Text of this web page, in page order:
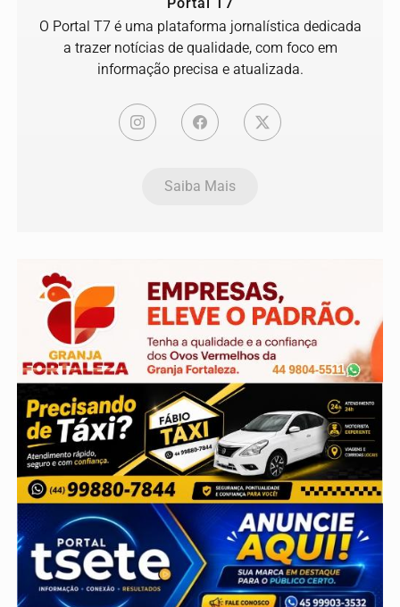
O Portal T7 é uma plataforma jornalística dedicada
a trazer notícias de qualidade, com foco em
informação precisa e atualizada.
Saiba Mais